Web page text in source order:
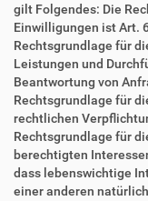
gilt Folgendes: Die
Einwilligungen ist Art.
Rechtsgrundlage für
Leistungen und
Beantwortung von
Rechtsgrundlage für
rechtlichen
Rechtsgrundlage für
berechtigten
dass lebenswichtige
einer anderen